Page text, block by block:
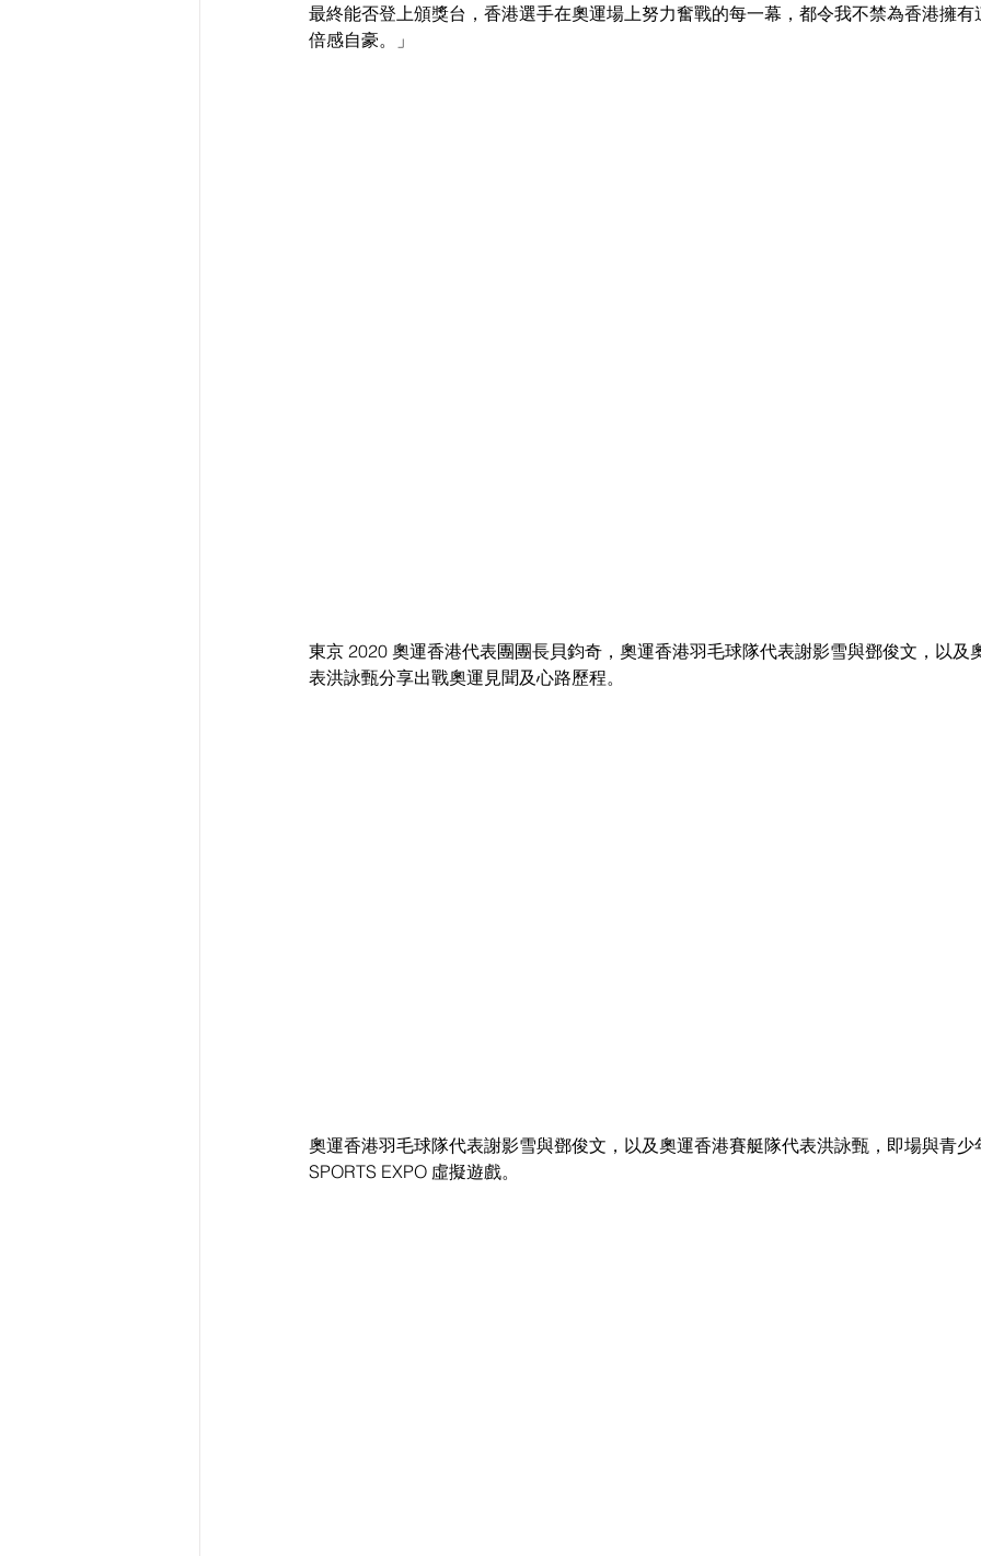
最終能否登上頒獎台，香港選手在奧運場上努力奮戰的每一幕，都令我不禁為香港擁
倍感自豪。」
東京 2020 奧運香港代表團團長貝鈞奇，奧運香港羽毛球隊代表謝影雪與鄧俊文，以及
表洪詠甄分享出戰奧運見聞及心路歷程。
奧運香港羽毛球隊代表謝影雪與鄧俊文，以及奧運香港賽艇隊代表洪詠甄，即場與青
SPORTS EXPO 虛擬遊戲。